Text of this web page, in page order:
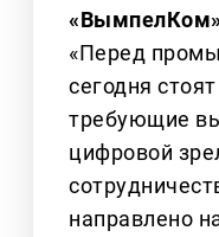
«Перед
сегодня
требующие
цифровой
направлено